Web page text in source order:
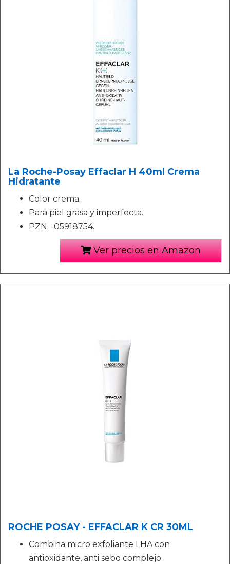
La Roche-Posay Effaclar H 40ml Crema
Hidratante
Color crema.
Para piel grasa y imperfecta.
PZN: -05918754.
Ver precios en Amazon
ROCHE POSAY - EFFACLAR K CR 30ML
Combina micro exfoliante LHA con
antioxidante, anti sebo complejo